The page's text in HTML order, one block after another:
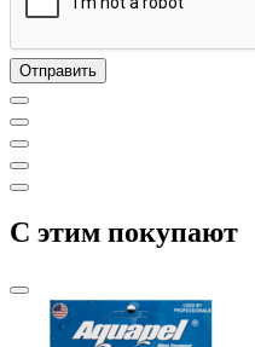
C этим покупают